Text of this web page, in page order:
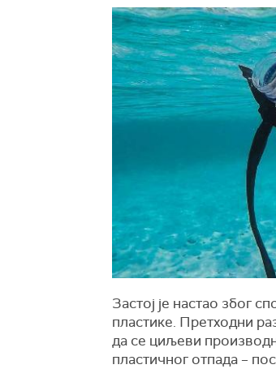
Застој је настао због
пластике. Претходни
да се циљеви
пластичног отпада – по